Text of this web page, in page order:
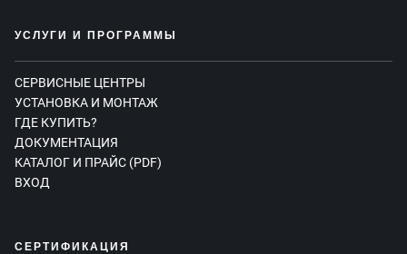
УСЛУГИ И ПРОГРАММЫ
СЕРВИСНЫЕ ЦЕНТРЫ
УСТАНОВКА И МОНТАЖ
ГДЕ КУПИТЬ?
ДОКУМЕНТАЦИЯ
КАТАЛОГ И ПРАЙС (PDF)
ВХОД
СЕРТИФИКАЦИЯ